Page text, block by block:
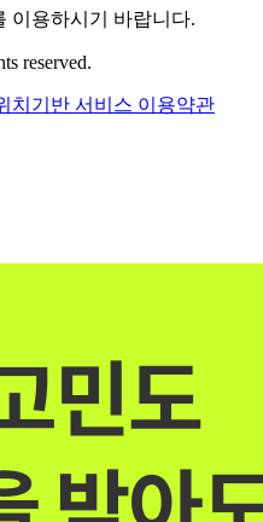
이용하시기 바랍니다.
reserved.
치기반 서비스 이용약관